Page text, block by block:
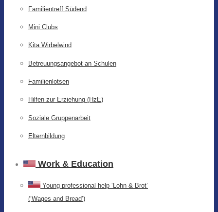
Familientreff Südend
Mini Clubs
Kita Wirbelwind
Betreuungsangebot an Schulen
Familienlotsen
Hilfen zur Erziehung (HzE)
Soziale Gruppenarbeit
Elternbildung
Work & Education
Young professional help ‘Lohn & Brot’
(‘Wages and Bread’)